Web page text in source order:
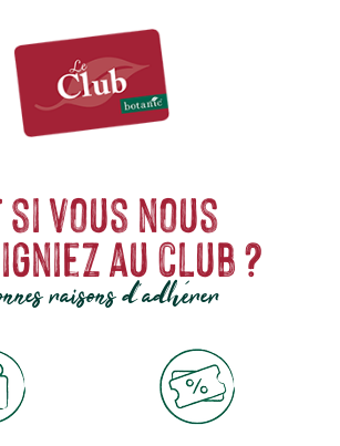
si vous nous
au club ?
raisons d'adhérer